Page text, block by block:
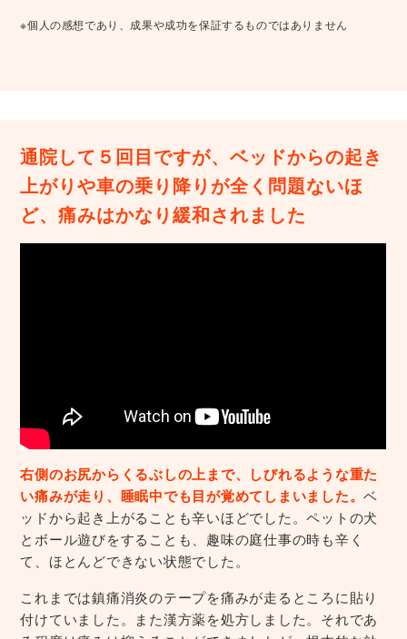
※個人の感想であり、成果や成功を保証するものではありません
通院して５回目ですが、ベッドからの起き
上がりや車の乗り降りが全く問題ないほ
ど、痛みはかなり緩和されました
右側のお尻からくるぶしの上まで、しびれるような重た
い痛みが走り、睡眠中でも目が覚めてしまいました。ベ
ッドから起き上がることも辛いほどでした。ペットの犬
とボール遊びをすることも、趣味の庭仕事の時も辛く
て、ほとんどできない状態でした。
これまでは鎮痛消炎のテープを痛みが走るところに貼り
付けていました。また漢方薬を処方しました。それであ